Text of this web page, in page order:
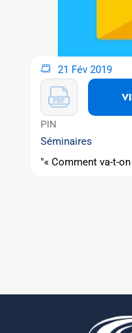
21 Fév 2019
PIN
Séminaires
"« Comment va-t-